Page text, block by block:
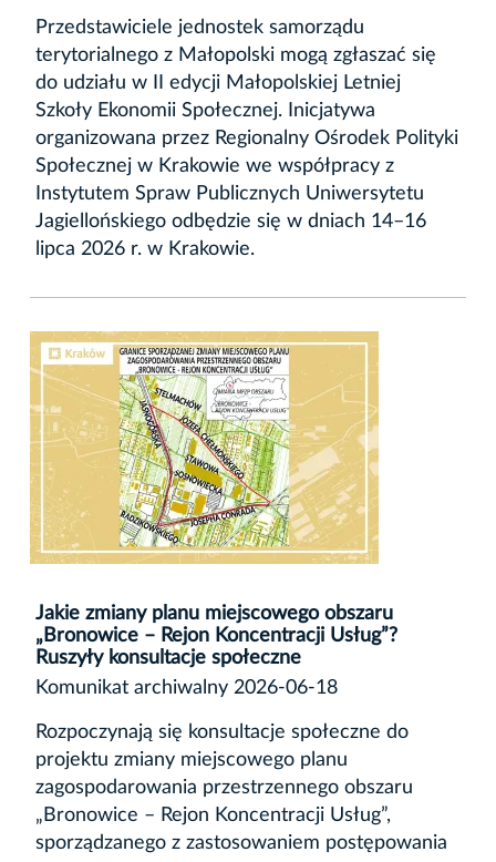
Przedstawiciele jednostek samorządu
terytorialnego z Małopolski mogą zgłaszać się
do udziału w II edycji Małopolskiej Letniej
Szkoły Ekonomii Społecznej. Inicjatywa
organizowana przez Regionalny Ośrodek Polityki
Społecznej w Krakowie we współpracy z
Instytutem Spraw Publicznych Uniwersytetu
Jagiellońskiego odbędzie się w dniach 14–16
lipca 2026 r. w Krakowie.
Jakie zmiany planu miejscowego obszaru
„Bronowice – Rejon Koncentracji Usług”?
Ruszyły konsultacje społeczne
Komunikat archiwalny 2026-06-18
Rozpoczynają się konsultacje społeczne do
projektu zmiany miejscowego planu
zagospodarowania przestrzennego obszaru
„Bronowice – Rejon Koncentracji Usług”,
sporządzanego z zastosowaniem postępowania